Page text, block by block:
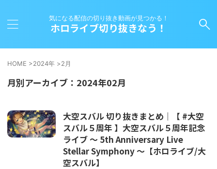
気になる配信の切り抜き動画が見つかる！
ホロライブ切り抜きなう！
HOME >2024年 >2月
月別アーカイブ：2024年02月
大空スバル 切り抜きまとめ｜【 #大空
スバル５周年 】大空スバル５周年記念
ライブ ～ 5th Anniversary Live
Stellar Symphony ～【ホロライブ/大
空スバル】